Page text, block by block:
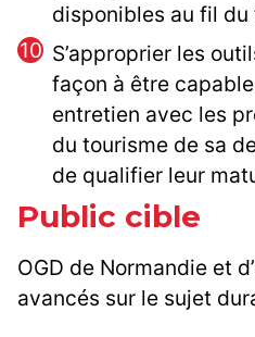
disponibles au fil du
S’approprier les
façon à être
entretien avec les
du tourisme de sa
de qualifier leur
Public cible
OGD de Normandie et
avancés sur le sujet